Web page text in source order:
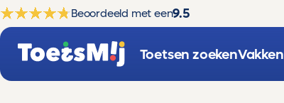
Beoordeeld met een9.5
Toetsen zoekenVakken